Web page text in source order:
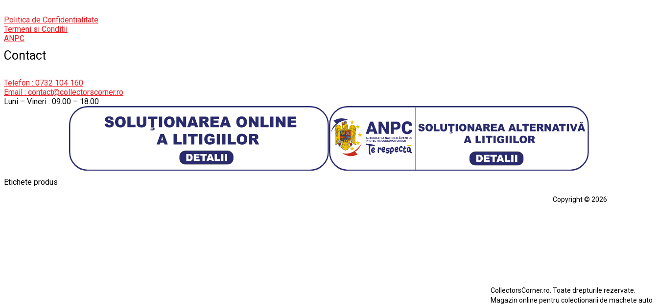
Politica de Confidentialitate
Termeni si Conditii
ANPC
Contact
Telefon : 0732 104 160
Email : contact@collectorscorner.ro
Luni – Vineri : 09.00 – 18.00
Etichete produs
Copyright © 2026
CollectorsCorner.ro. Toate drepturile rezervate.
Magazin online pentru colectionarii de machete auto